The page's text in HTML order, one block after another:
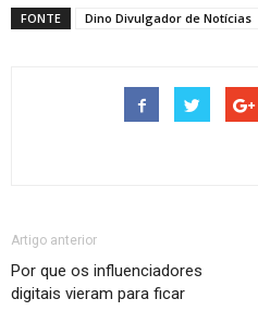
FONTE Dino Divulgador de Notícias
Artigo anterior
Por que os influenciadores
digitais vieram para ficar